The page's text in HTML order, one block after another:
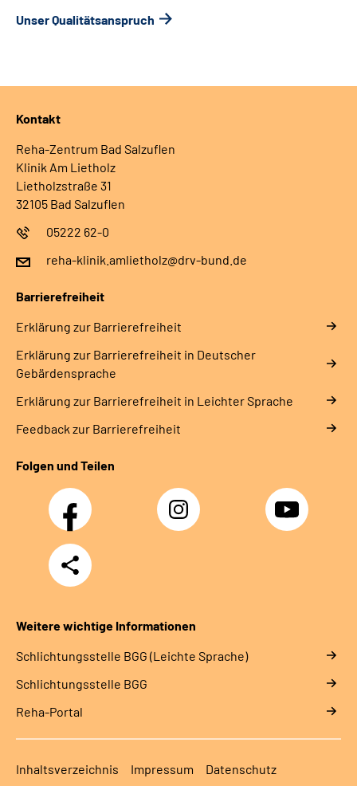
Unser Qualitätsanspruch
Kontakt
Reha-Zentrum Bad Salzuflen
Klinik Am Lietholz
Lietholzstraße 31
32105 Bad Salzuflen
05222 62-0
reha-klinik.amlietholz@drv-bund.de
Barrierefreiheit
Erklärung zur Barrierefreiheit
Erklärung zur Barrierefreiheit in Deutscher
Gebärdensprache
Erklärung zur Barrierefreiheit in Leichter Sprache
Feedback zur Barrierefreiheit
Folgen und Teilen
Facebook Instagram YouTube
Teilen
Weitere wichtige Informationen
Schlich­tungs­stel­le BGG (Leichte Sprache)
Schlich­tungs­stel­le BGG
Reha-Portal
Inhaltsverzeichnis Impressum Datenschutz